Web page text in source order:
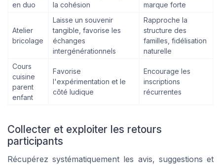
en duo
la cohésion
marque forte
Atelier
bricolage
Laisse un souvenir
tangible, favorise les
échanges
intergénérationnels
Rapproche la
structure des
familles, fidélisation
naturelle
Cours
cuisine
parent
enfant
Favorise
l'expérimentation et le
côté ludique
Encourage les
inscriptions
récurrentes
Collecter et exploiter les retours
participants
Récupérez systématiquement les avis, suggestions et